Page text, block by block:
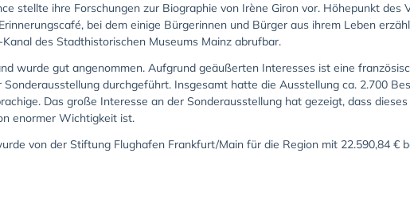
stellte ihre Forschungen zur Biographie von Irène Giron vor. Höhepunkt
bei dem einige Bürgerinnen und Bürger aus ihrem Leben
des Stadthistorischen Museums Mainz abrufbar.
wurde gut angenommen. Aufgrund geäußerten Interesses ist eine
durchgeführt. Insgesamt hatte die Ausstellung ca. 2.700
Das große Interesse an der Sonderausstellung hat gezeigt, dass
enormer Wichtigkeit ist.
von der Stiftung Flughafen Frankfurt/Main für die Region mit 22.590,84 €